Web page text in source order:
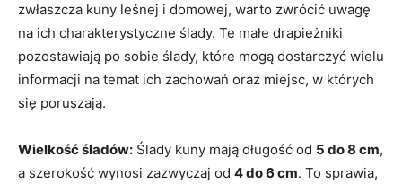
zwłaszcza kuny leśnej i domowej, warto zwrócić uwagę
na ich charakterystyczne ślady. Te małe drapieżniki
pozostawiają po sobie ślady, które mogą dostarczyć wielu
informacji na temat ich zachowań oraz miejsc, w których
się poruszają.
Wielkość śladów: Ślady kuny mają długość od 5 do 8 cm,
a szerokość wynosi zazwyczaj od 4 do 6 cm. To sprawia,